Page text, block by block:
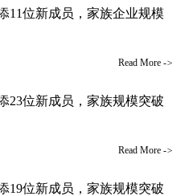
11位新成员，家族企业规模
Read More ->
23位新成员，家族规模突破
Read More ->
19位新成员，家族规模突破